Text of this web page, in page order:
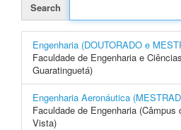
Search
Engenharia (DOUTORADO e
Faculdade de Engenharia e
Guaratinguetá)
Engenharia Aeronáutica
Faculdade de Engenharia
Vista)